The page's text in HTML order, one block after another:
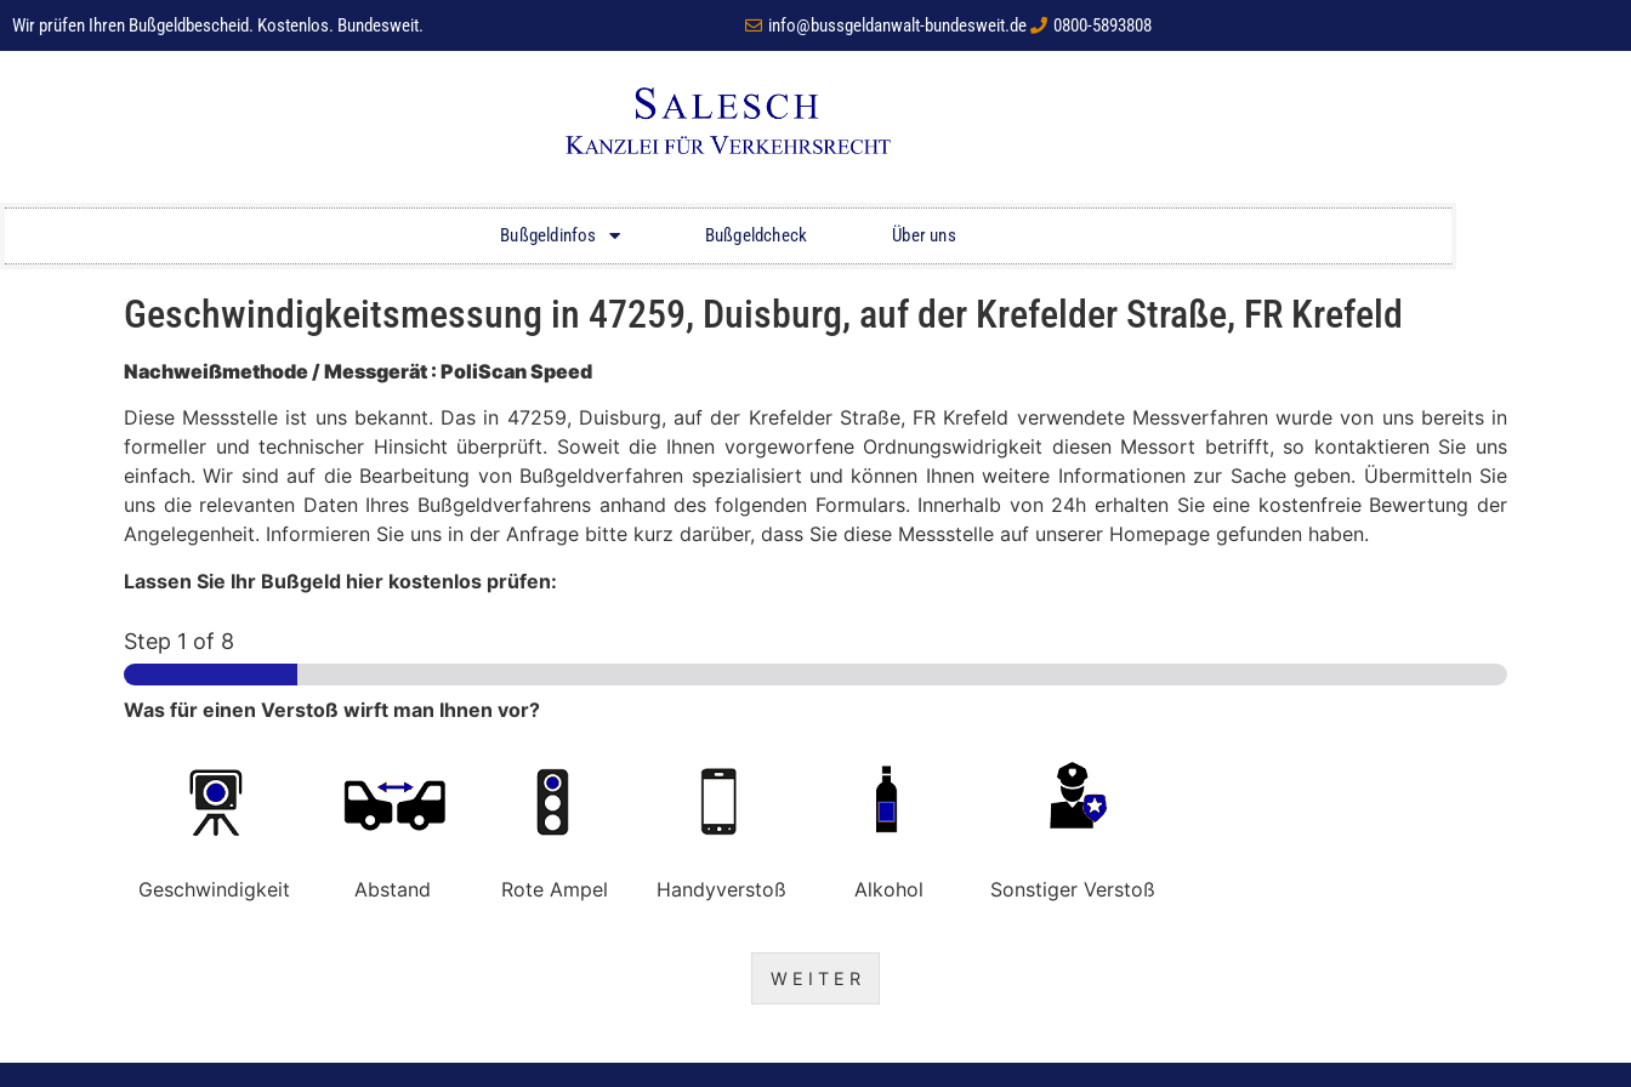
Wir prüfen Ihren Bußgeldbescheid. Kostenlos. Bundesweit. info@bussgeldanwalt-bundesweit.de 0800-5893808
Bußgeldinfos Bußgeldcheck Über uns
Geschwindigkeitsmessung in 47259, Duisburg, auf der Krefelder Straße, FR Krefeld
Nachweißmethode / Messgerät : PoliScan Speed
Diese Messstelle ist uns bekannt. Das in 47259, Duisburg, auf der Krefelder Straße, FR Krefeld verwendete Messverfahren wurde von uns bereits in
formeller und technischer Hinsicht überprüft. Soweit die Ihnen vorgeworfene Ordnungswidrigkeit diesen Messort betrifft, so kontaktieren Sie uns
einfach. Wir sind auf die Bearbeitung von Bußgeldverfahren spezialisiert und können Ihnen weitere Informationen zur Sache geben. Übermitteln Sie
uns die relevanten Daten Ihres Bußgeldverfahrens anhand des folgenden Formulars. Innerhalb von 24h erhalten Sie eine kostenfreie Bewertung der
Angelegenheit. Informieren Sie uns in der Anfrage bitte kurz darüber, dass Sie diese Messstelle auf unserer Homepage gefunden haben.
Lassen Sie Ihr Bußgeld hier kostenlos prüfen:
Step 1 of 8
Was für einen Verstoß wirft man Ihnen vor?
Geschwindigkeit Abstand Rote Ampel Handyverstoß Alkohol Sonstiger Verstoß
W E I T E R